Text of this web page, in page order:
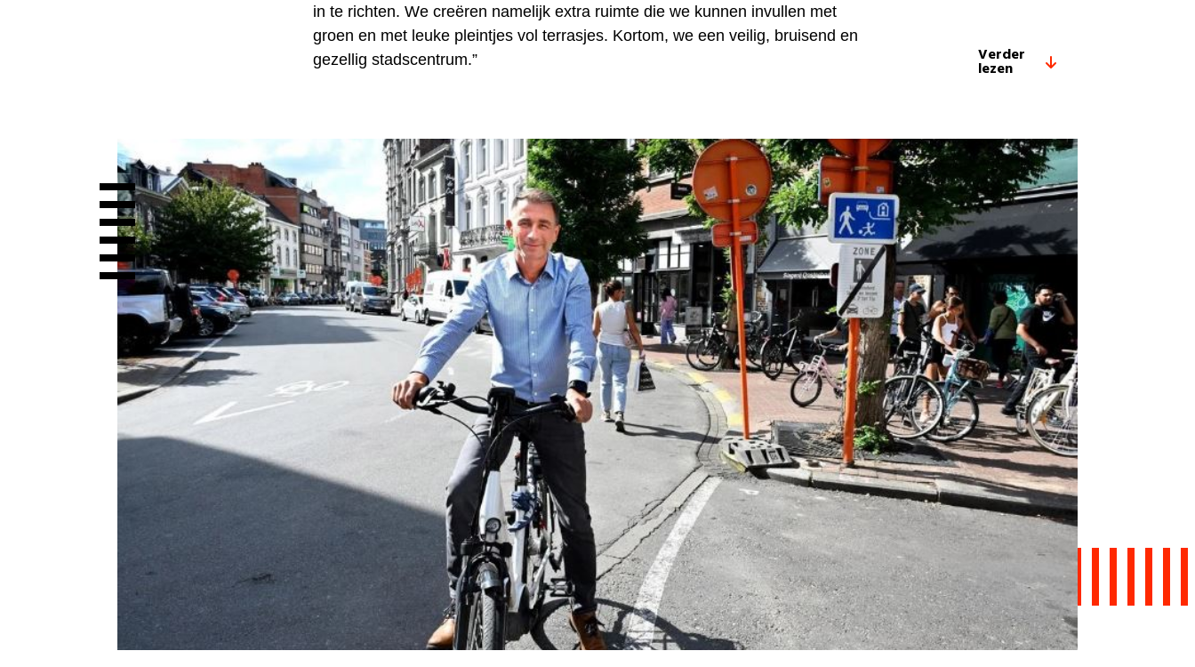
in te richten. We creëren namelijk extra ruimte die we kunnen invullen met
groen en met leuke pleintjes vol terrasjes. Kortom, we een veilig, bruisend en
gezellig stadscentrum.”
Verder
lezen